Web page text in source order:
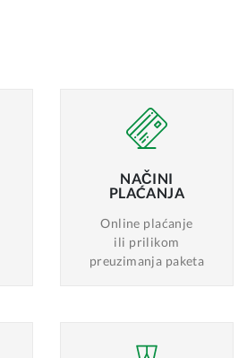
NAČINI
PLAĆANJA
Online plaćanje
ili prilikom
preuzimanja paketa